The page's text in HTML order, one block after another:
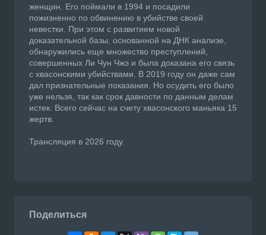
женщин. Его поймали в 1994 и посадили
пожизненно по обвинению в убийстве своей
невестки. При этом с развитием новой
доказательной базы, основанной на ДНК анализе,
обнаружились еще множество преступлений,
совершенных Ли Чун Чжэ и была доказана его связь
с хвасонскими убийствами. В 2019 году он даже сам
дал признательные показания. Но осудить его было
уже нельзя, так как срок давности по данным делам
истек. Всего сейчас на счету хвасонского маньяка 15
жертв.
Трансляция в 2026 году.
Поделиться